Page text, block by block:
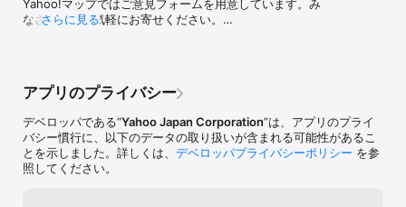
・地図上に引かれたルート線と、画面上部の「◯◯を右へまが
る」「◯m右折」などの案内パネル、進行方向を音声で目的地まで
・車のナビは渋滞や通行止めなどを考慮したルートを検索、また出
入口やジャンクション、政令指定都市の主要交差点をイラストで案
内します。
・車のナビはApple CarPlay対応のディスプレイオーディオでご利用
いただけます。
れば、と期待し
Yahoo!マップではご意見フォームを用意しています。み
なさまの声を気軽にお寄せください。
さらに見る
アプリのプライバシー
デベロッパである“Yahoo Japan Corporation”は、アプリのプライ
バシー慣行に、以下のデータの取り扱いが含まれる可能性があるこ
とを示しました。詳しくは、 デベロッパプライバシーポリシー を参
照してください。